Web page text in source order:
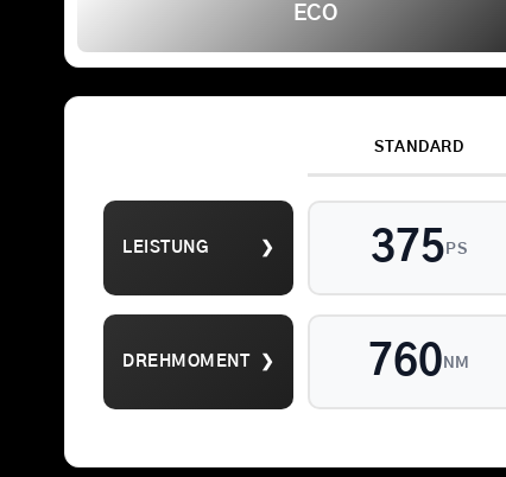
ECO
STANDARD
LEISTUNG ❯ 375 PS
DREHMOMENT ❯ 813 NM